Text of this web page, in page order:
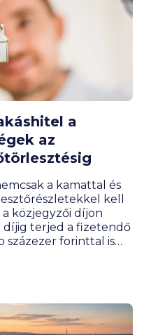
a
az
a kamattal és
kell
közjegyzői díjon
díjig terjed a fizetendő
százezer forinttal is
és melyeket